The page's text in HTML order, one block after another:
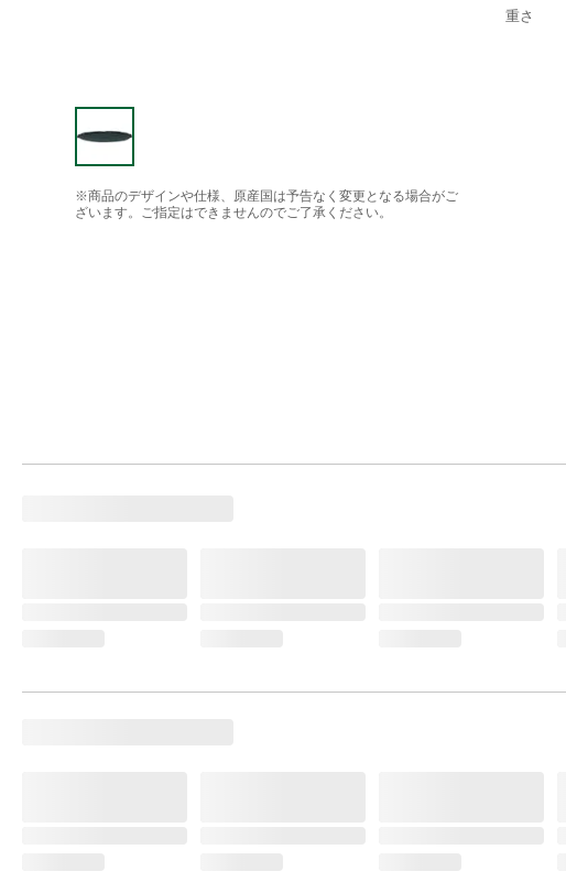
※商品のデザインや仕様、原産国は予告なく変更となる場合がご
ざいます。ご指定はできませんのでご了承ください。
重さ